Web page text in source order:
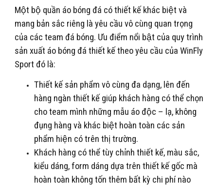
Một bộ quần áo bóng đá có thiết kế khác biệt và
mang bản sắc riêng là yêu cầu vô cùng quan trọng
của các team đá bóng. Ưu điểm nổi bật của quy trình
sản xuất áo bóng đá thiết kế theo yêu cầu của WinFly
Sport đó là:
Thiết kế sản phẩm vô cùng đa dạng, lên đến
hàng ngàn thiết kế giúp khách hàng có thể chọn
cho team mình những mẫu áo độc – lạ, không
đụng hàng và khác biệt hoàn toàn các sản
phẩm hiện có trên thị trường.
Khách hàng có thể tùy chỉnh thiết kế, màu sắc,
kiểu dáng, form dáng dựa trên thiết kế gốc mà
hoàn toàn không tốn thêm bất kỳ chi phí nào